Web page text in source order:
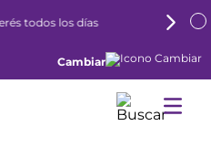
todos los días
Cambiar